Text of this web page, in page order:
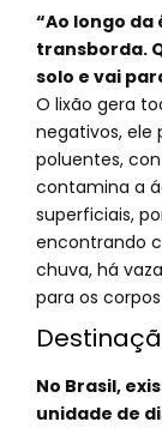
“Ao longo
transborda.
solo e vai
O lixão gera
negativos, ele
poluentes,
contamina a
superficiais,
encontrando
chuva, há
para os
No Brasil,
unidade de